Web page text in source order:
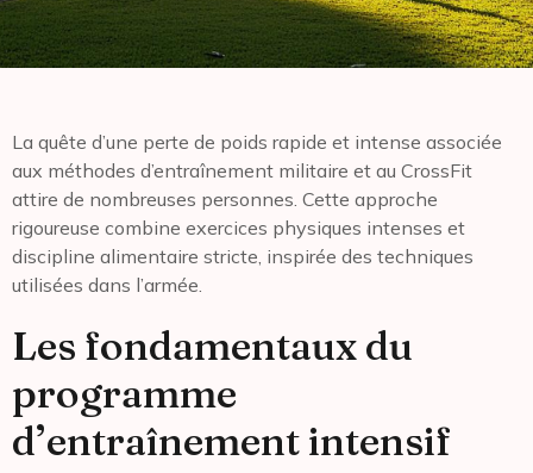
La quête d’une perte de poids rapide et intense associée
aux méthodes d’entraînement militaire et au CrossFit
attire de nombreuses personnes. Cette approche
rigoureuse combine exercices physiques intenses et
discipline alimentaire stricte, inspirée des techniques
utilisées dans l’armée.
Les fondamentaux du
programme
d’entraînement intensif